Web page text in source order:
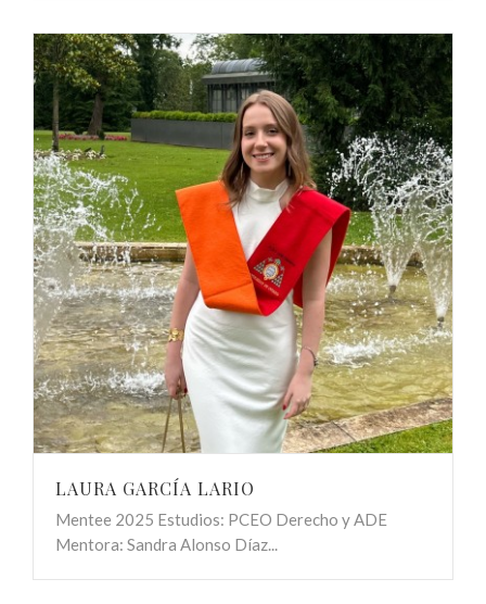
LAURA GARCÍA LARIO
Mentee 2025 Estudios: PCEO Derecho y ADE
Mentora: Sandra Alonso Díaz...